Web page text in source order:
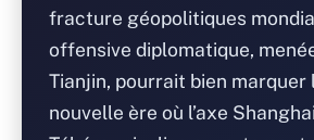
fracture géopolitiques
offensive diplomatique,
Tianjin, pourrait bien marquer
nouvelle ère où l’axe